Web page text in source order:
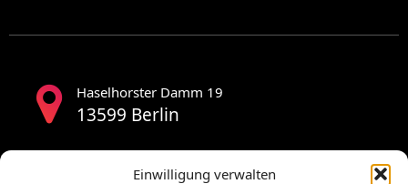
Einwilligung verwalten
Haselhorster Damm 19
13599 Berlin